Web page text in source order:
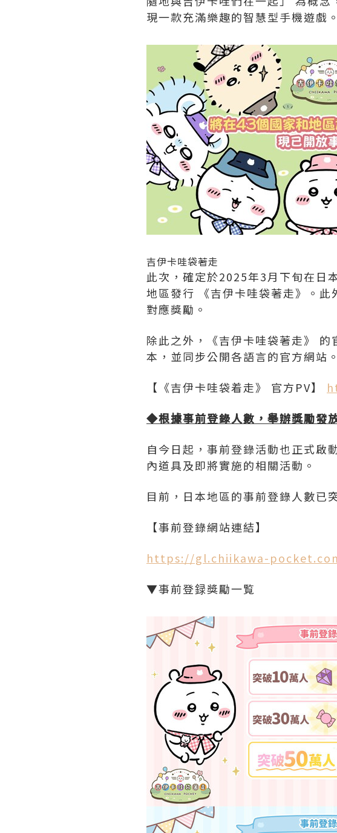
現一款充滿樂趣的智慧型手機遊戲。
吉伊卡哇袋著走
此次，確定於2025年3月下旬在日
地區發行 《吉伊卡哇袋著走》。
對應獎勵。
除此之外，《吉伊卡哇袋著走》
本，並同步公開各語言的官方網站。
【《吉伊卡哇袋着走》 官方PV】
◆根據事前登錄人數，舉辦獎勵發
自今日起，事前登錄活動也正式啟
內道具及即將實施的相關活動。
目前，日本地區的事前登錄人數已
【事前登錄網站連結】
https://gl.chiikawa-
▼事前登録獎勵一覧